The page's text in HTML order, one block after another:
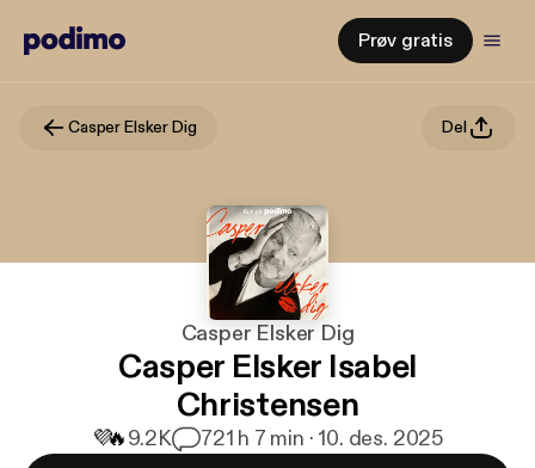
Prøv gratis
Casper Elsker Dig Del
Casper Elsker Dig
Casper Elsker Isabel
Christensen
💜🔥9.2K 721 h 7 min · 10. des. 2025